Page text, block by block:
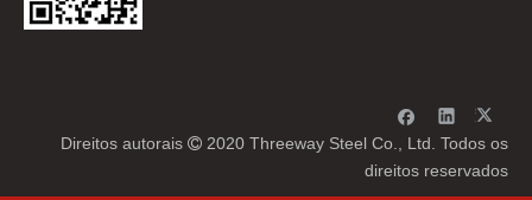
Direitos autorais  2020 Threeway Steel Co., Ltd. Todos os
direitos reservados